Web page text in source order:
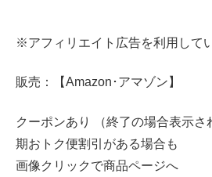
※アフィリエイト広告を利用して
販売：【Amazon･アマゾン】
クーポンあり （終了の場合表示さ
期おトク便割引がある場合も
画像クリックで商品ページへ